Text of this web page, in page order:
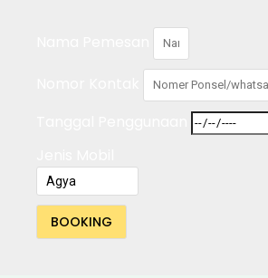
BOOKING